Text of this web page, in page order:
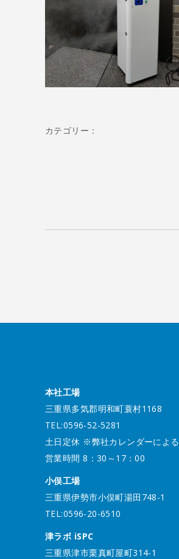
カテゴリー：
本社工場
三重県多気郡明和町蓑村1168
TEL:0596-52-5281
土日定休 ※弊社カレンダーによる
営業時間 8：30～17：00
小俣工場
三重県伊勢市小俣町湯田748-1
TEL:0596-20-6510
津ラボ iSPC
三重県津市栗真町屋町314-1